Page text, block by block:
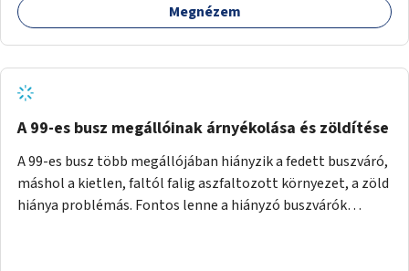
Megnézem
A 99-es busz megállóinak árnyékolása és zöldítése
A 99-es busz több megállójában hiányzik a fedett buszváró,
máshol a kietlen, faltól falig aszfaltozott környezet, a zöld
hiánya problémás. Fontos lenne a hiányzó buszvárók